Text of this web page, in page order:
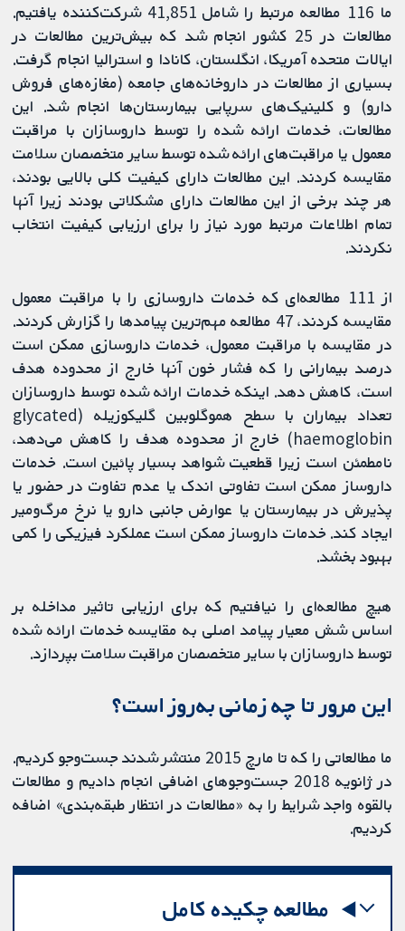
ما 116 مطالعه مرتبط را شامل 41,851 شرکت‌کننده یافتیم.
مطالعات در 25 کشور انجام شد که بیش‌ترین مطالعات در
ایالات متحده آمریکا، انگلستان، کانادا و استرالیا انجام گرفت.
بسیاری از مطالعات در داروخانه‌های جامعه (مغازه‌های فروش
دارو) و کلینیک‌های سرپایی بیمارستان‌ها انجام شد. این
مطالعات، خدمات ارائه شده را توسط داروسازان با مراقبت
معمول یا مراقبت‌های ارائه شده توسط سایر متخصصان سلامت
مقایسه کردند. این مطالعات دارای کیفیت کلی بالایی بودند،
هر چند برخی از این مطالعات دارای مشکلاتی بودند زیرا آنها
تمام اطلاعات مرتبط مورد نیاز را برای ارزیابی کیفیت انتخاب
نکردند.
از 111 مطالعه‌ای که خدمات داروسازی را با مراقبت معمول
مقایسه کردند، 47 مطالعه مهم‌ترین پیامدها را گزارش کردند.
در مقایسه با مراقبت معمول، خدمات داروسازی ممکن است
درصد بیمارانی را که فشار خون آنها خارج از محدوده هدف
است، کاهش دهد. اینکه خدمات ارائه شده توسط داروسازان
تعداد بیماران با سطح هموگلوبین گلیکوزیله (glycated
haemoglobin) خارج از محدوده هدف را کاهش می‌دهد،
نامطمئن است زیرا قطعیت شواهد بسیار پائین است. خدمات
داروساز ممکن است تفاوتی اندک یا عدم تفاوت در حضور یا
پذیرش در بیمارستان یا عوارض جانبی دارو یا نرخ مرگ‌و‌میر
ایجاد کند. خدمات داروساز ممکن است ‌عملکرد فیزیکی را کمی
بهبود بخشد.
هیچ مطالعه‌ای را نیافتیم که برای ارزیابی تاثیر مداخله بر
اساس شش معیار پیامد اصلی به مقایسه خدمات ارائه شده
توسط داروسازان با سایر متخصصان مراقبت سلامت بپردازد.
این مرور تا چه زمانی به‌روز است؟
ما مطالعاتی را که تا مارچ 2015 منتشر شدند جست‌وجو کردیم.
در ژانویه 2018 جست‌وجوهای اضافی انجام دادیم و مطالعات
بالقوه واجد شرایط را به «مطالعات در انتظار طبقه‌بندی» اضافه
کردیم.
مطالعه چکیده کامل